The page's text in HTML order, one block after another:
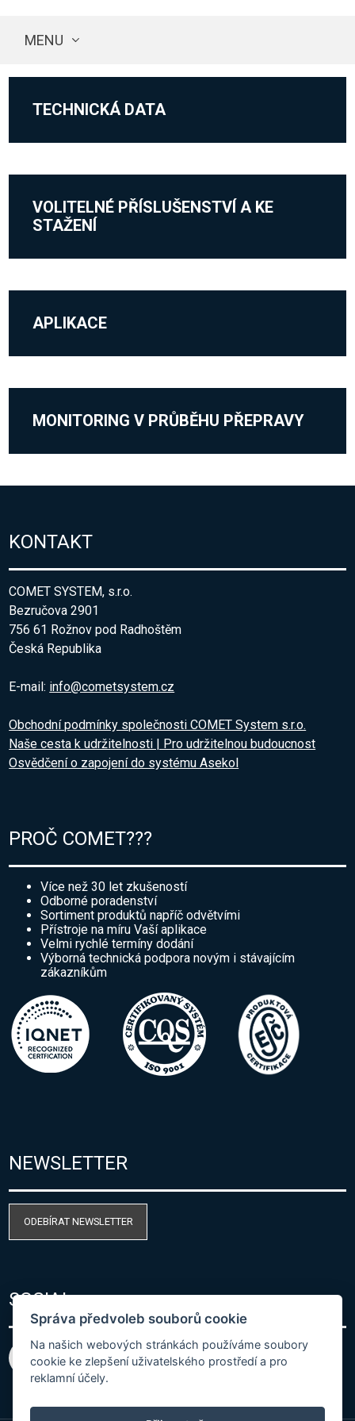
MENU
TECHNICKÁ DATA
VOLITELNÉ PŘÍSLUŠENSTVÍ A KE
STAŽENÍ
APLIKACE
MONITORING V PRŮBĚHU PŘEPRAVY
KONTAKT
COMET SYSTEM, s.r.o.
Bezručova 2901
756 61 Rožnov pod Radhoštěm
Česká Republika
E-mail: info@cometsystem.cz
Obchodní podmínky společnosti COMET System s.r.o.
Naše cesta k udržitelnosti | Pro udržitelnou budoucnost
Osvědčení o zapojení do systému Asekol
PROČ COMET???
Více než 30 let zkušeností
Odborné poradenství
Sortiment produktů napříč odvětvími
Přístroje na míru Vaší aplikace
Velmi rychlé termíny dodání
Výborná technická podpora novým i stávajícím
zákazníkům
NEWSLETTER
ODEBÍRAT NEWSLETTER
SOCIAL
Správa předvoleb souborů cookie
Na našich webových stránkách používáme soubory
cookie ke zlepšení uživatelského prostředí a pro
reklamní účely.